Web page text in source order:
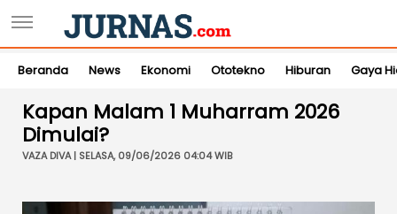
Beranda News Ekonomi Ototekno Hiburan Gaya
Kapan Malam 1 Muharram 2026
Dimulai?
VAZA DIVA | SELASA, 09/06/2026 04:04 WIB